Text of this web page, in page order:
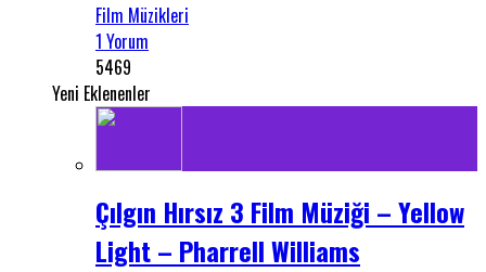
Film Müzikleri
1 Yorum
5469
Yeni Eklenenler
Çılgın Hırsız 3 Film Müziği – Yellow
Light – Pharrell Williams